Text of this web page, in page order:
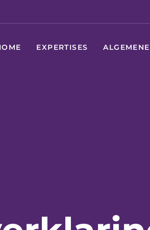
EXPERTISES